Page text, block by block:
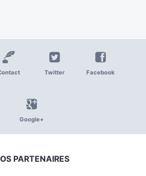
Twitter Facebook
Google+
PARTENAIRES